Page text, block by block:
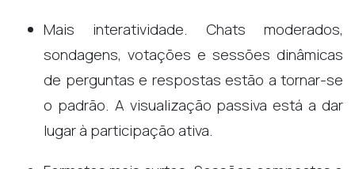
Mais interatividade. Chats moderados,
sondagens, votações e sessões dinâmicas
de perguntas e respostas estão a tornar-se
o padrão. A visualização passiva está a dar
lugar à participação ativa.